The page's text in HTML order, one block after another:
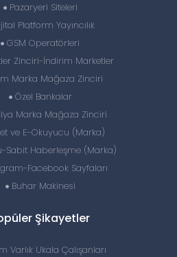
Pazaryeri Siteleri
Platform Yayıncılık
GSM Operatörleri
Zinciri-İndirim Marketler
Marka Mağaza Zinciri
Özel Bankalar
Marka Mağaza Zinciri
ve E-Okuyucu (Marka)
Sabit Haberleşme (Marka)
Facebook Sayfaları
Buhar Makinesi
Şikayetler
Varlık Ukala Çalışanları